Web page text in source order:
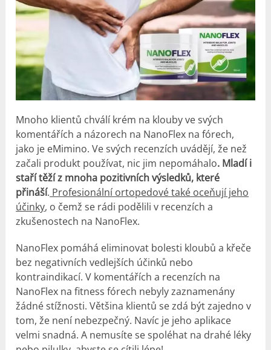
Mnoho klientů chválí krém na klouby ve svých
komentářích a názorech na NanoFlex na fórech,
jako je eMimino. Ve svých recenzích uvádějí, že než
začali produkt používat, nic jim nepomáhalo. Mladí i
staří těží z mnoha pozitivních výsledků, které
přináší. Profesionální ortopedové také oceňují jeho
účinky, o čemž se rádi podělili v recenzích a
zkušenostech na NanoFlex.
NanoFlex pomáhá eliminovat bolesti kloubů a křeče
bez negativních vedlejších účinků nebo
kontraindikací. V komentářích a recenzích na
NanoFlex na fitness fórech nebyly zaznamenány
žádné stížnosti. Většina klientů se zdá být zajedno v
tom, že není nebezpečný. Navíc je jeho aplikace
velmi snadná. A nemusíte se spoléhat na drahé léky